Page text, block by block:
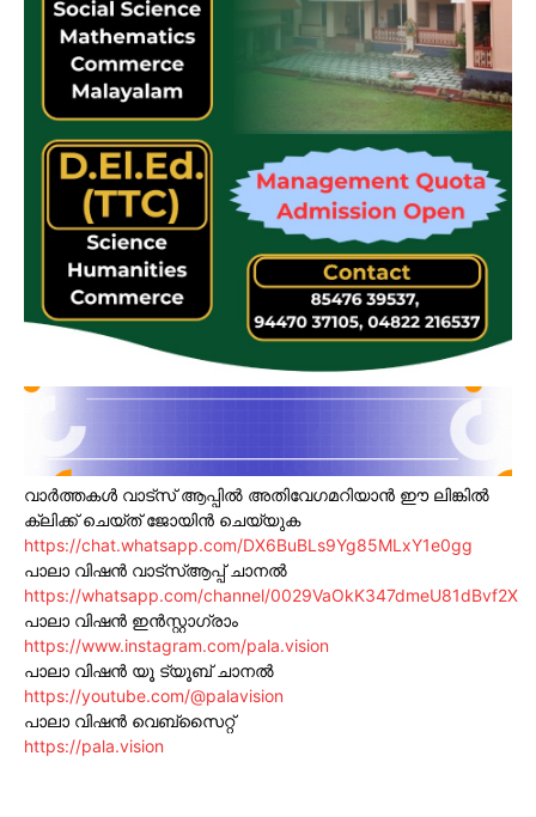
വാർത്തകൾ വാട്സ് ആപ്പിൽ അതിവേഗമറിയാൻ ഈ ലിങ്കിൽ
ക്ലിക്ക് ചെയ്ത് ജോയിൻ ചെയ്യുക
https://chat.whatsapp.com/DX6BuBLs9Yg85MLxY1e0gg
പാലാ വിഷൻ വാട്സ്ആപ്പ് ചാനൽ
https://whatsapp.com/channel/0029VaOkK347dmeU81dBvf2X
പാലാ വിഷൻ ഇൻസ്റ്റാഗ്രാം
https://www.instagram.com/pala.vision
പാലാ വിഷൻ യൂ ട്യൂബ് ചാനൽ
https://youtube.com/@palavision
പാലാ വിഷൻ വെബ്സൈറ്റ്
https://pala.vision